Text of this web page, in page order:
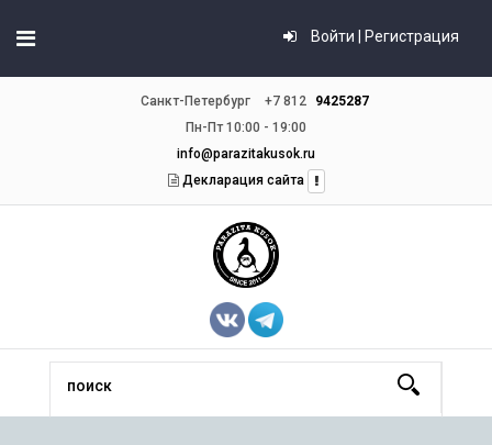
Войти | Регистрация
Санкт-Петербург +7 812
9425287
Пн-Пт 10:00 - 19:00
info@parazitakusok.ru
Декларация сайта